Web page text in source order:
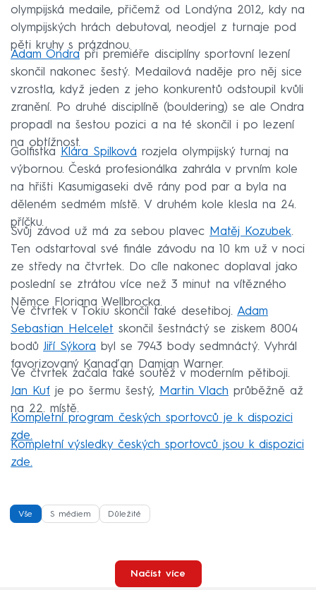
olympijská medaile, přičemž od Londýna 2012, kdy na
olympijských hrách debutoval, neodjel z turnaje pod
pěti kruhy s prázdnou.
Adam Ondra při premiéře disciplíny sportovní lezení
skončil nakonec šestý. Medailová naděje pro něj sice
vzrostla, když jeden z jeho konkurentů odstoupil kvůli
zranění. Po druhé disciplíně (bouldering) se ale Ondra
propadl na šestou pozici a na té skončil i po lezení
na obtížnost.
Golfistka Klára Spilková rozjela olympijský turnaj na
výbornou. Česká profesionálka zahrála v prvním kole
na hřišti Kasumigaseki dvě rány pod par a byla na
děleném sedmém místě. V druhém kole klesla na 24.
příčku.
Svůj závod už má za sebou plavec Matěj Kozubek.
Ten odstartoval své finále závodu na 10 km už v noci
ze středy na čtvrtek. Do cíle nakonec doplaval jako
poslední se ztrátou více než 3 minut na vítězného
Němce Floriana Wellbrocka.
Ve čtvrtek v Tokiu skončil také desetiboj. Adam
Sebastian Helcelet skončil šestnáctý se ziskem 8004
bodů Jiří Sýkora byl se 7943 body sedmnáctý. Vyhrál
favorizovaný Kanaďan Damian Warner.
Ve čtvrtek začala také soutěž v moderním pětiboji.
Jan Kuf je po šermu šestý, Martin Vlach průběžně až
na 22. místě.
Kompletní program českých sportovců je k dispozici
zde.
Kompletní výsledky českých sportovců jsou k dispozici
zde.
Vše S médiem Důležité
Načíst více